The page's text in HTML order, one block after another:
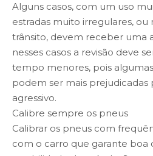
Alguns casos, com um uso
estradas muito irregulares,
trânsito, devem receber uma
nesses casos a revisão deve
tempo menores, pois
podem ser mais prejudicadas
agressivo.
Calibre sempre os pneus
Calibrar os pneus com
com o carro que garante boa